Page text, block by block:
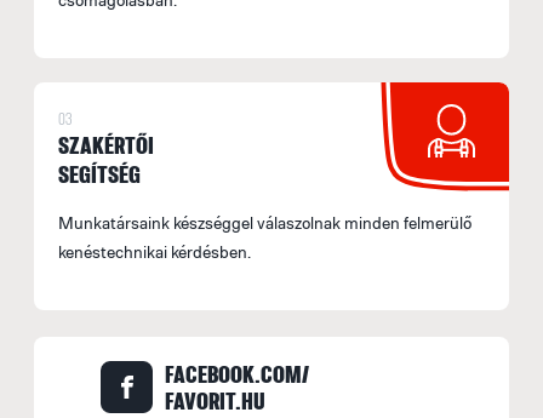
03
SZAKÉRTŐI
SEGÍTSÉG
Munkatársaink készséggel válaszolnak minden felmerülő
kenéstechnikai kérdésben.
FACEBOOK.COM/
FAVORIT.HU